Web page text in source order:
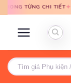
qua
qua
CHI TIẾT✦ 🎂 8+
Tìm
kiếm: